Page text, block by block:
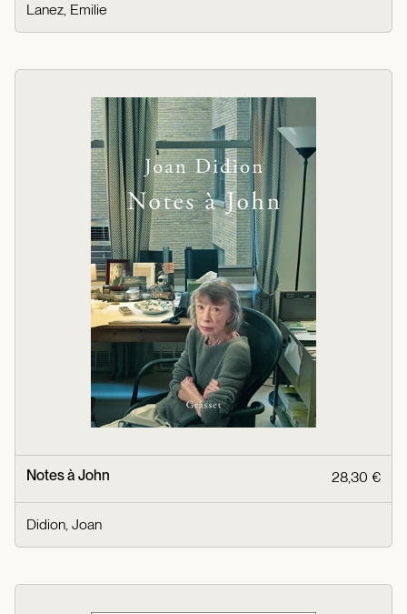
Lanez, Emilie
Notes à John 28,30 €
Didion, Joan